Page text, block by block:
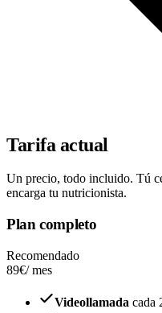
Tarifa actual
Un precio, todo incluido. Tú
encarga tu nutricionista.
Plan completo
Recomendado
89€/ mes
Videollamada cada